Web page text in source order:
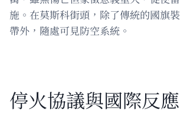
施。在莫斯科街頭，除了傳統的國旗
帶外，隨處可見防空系統。
停火協議與國際反應